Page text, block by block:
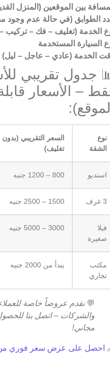
بين الموقعين (المنزل
الطوابق (في حالة عدم وجود
الخدمة (تغليف – فك – تركيب
السيارة المستخدمة
الخدمة (عادي – عاجل – ليل)
جدول تقريبي
– الأسعار
نوع
الشقة
السعر التقريبي (بدون
تغليف)
استديو 800 – 1200 جنيه
3 غرف 1500 – 2500 جنيه
فيلا
صغيرة
3000 – 5000 جنيه
مكتب
تجاري
يبدأ من 2000 جنيه
💬نقدم عروضاً خاصة للعملاء
والشركات – اتصل بنا
مجاني!
احصل على عرض سعر فوري من